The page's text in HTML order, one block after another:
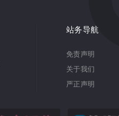
站务导航
免责声明
关于我们
严正声明